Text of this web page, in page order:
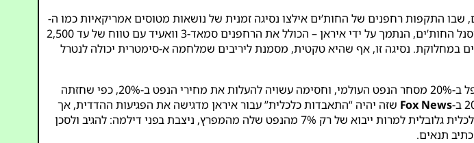
שבו התקפות רחפנים של החות’ים אילצו נסיגה זמנית של נושאות מטוסים אמריקאיות כמו ה-
בתחילת 2025, ממחיש פגיעות זו. למרות תקיפות נגד, ארסנל החות’ים, הנתמך על ידי איראן – הכולל את הרחפנים סמאד-3 וואעיד עם טווח של עד 2,500
במחלוקת. נסיגה זו, אף שהיא טקטית, מסמנת ליריבים שמלחמה א-סימטרית יכולה לנטרל
הסגירה הפוטנציאלית של מצר הורמוז על ידי איראן מהווה איום חמור עוד יותר. המצר מטפל ב-20% מסחר הנפט העולמי, וחסימה עשויה להעלות את מחירי הנפט ב-20%, כפי שחזתה
Fox News שזה יהיה “התאבדות כלכלית” עבור איראן מדגישה את הפגיעות ההדדית, אך
הגידול בייצוא הנפט של איראן לסין מרמז שיש לה מינוף. ארצות הברית, התלויה ביציבות כלכלית גלובלית למרות ייבוא של רק 7% מהנפט שלה מהמפרץ, ניצבת בפני דילמה: להגיב ולסכן
תנאים.